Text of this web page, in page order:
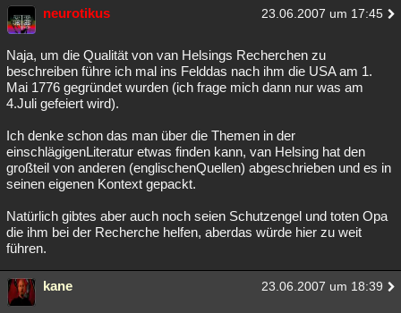
Besucht Teilgenommen Geschlossen
neurotikus 23.06.2007 um 17:45
Naja, um die Qualität von van Helsings Recherchen zu
beschreiben führe ich mal ins Felddas nach ihm die USA am 1.
Mai 1776 gegründet wurden (ich frage mich dann nur was am
4.Juli gefeiert wird).
Ich denke schon das man über die Themen in der
einschlägigenLiteratur etwas finden kann, van Helsing hat den
großteil von anderen (englischenQuellen) abgeschrieben und es in
seinen eigenen Kontext gepackt.
Natürlich gibtes aber auch noch seien Schutzengel und toten Opa
die ihm bei der Recherche helfen, aberdas würde hier zu weit
führen.
kane 23.06.2007 um 18:39